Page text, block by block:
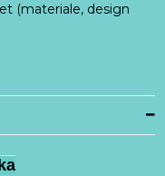
(materiale, design